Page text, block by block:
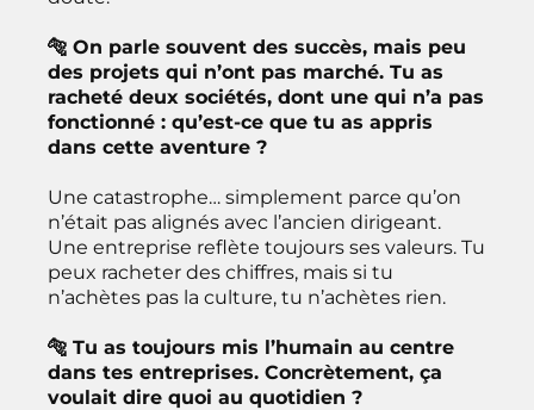
🐅 On parle souvent des succès, mais peu
des projets qui n’ont pas marché. Tu as
racheté deux sociétés, dont une qui n’a pas
fonctionné : qu’est-ce que tu as appris
dans cette aventure ?
Une catastrophe… simplement parce qu’on
n’était pas alignés avec l’ancien dirigeant.
Une entreprise reflète toujours ses valeurs. Tu
peux racheter des chiffres, mais si tu
n’achètes pas la culture, tu n’achètes rien.
🐅 Tu as toujours mis l’humain au centre
dans tes entreprises. Concrètement, ça
voulait dire quoi au quotidien ?